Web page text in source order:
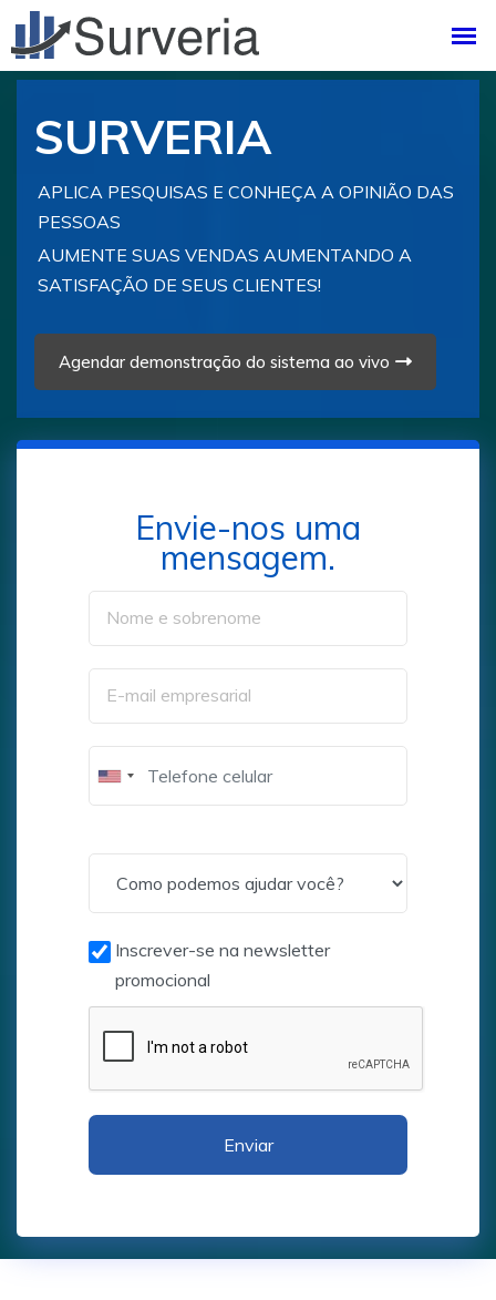
SURVERIA
APLICA PESQUISAS E CONHEÇA A OPINIÃO DAS
PESSOAS
AUMENTE SUAS VENDAS AUMENTANDO A
SATISFAÇÃO DE SEUS CLIENTES!
Agendar demonstração do sistema ao vivo
Envie-nos uma
mensagem.
Inscrever-se na newsletter
promocional
Enviar